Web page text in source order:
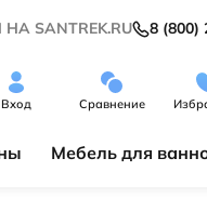
SANTREK.RU 8 (800)
Вход Сравнение
Мебель для